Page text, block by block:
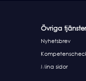
Övriga tjänster
Nyhetsbrev
Mina sidor